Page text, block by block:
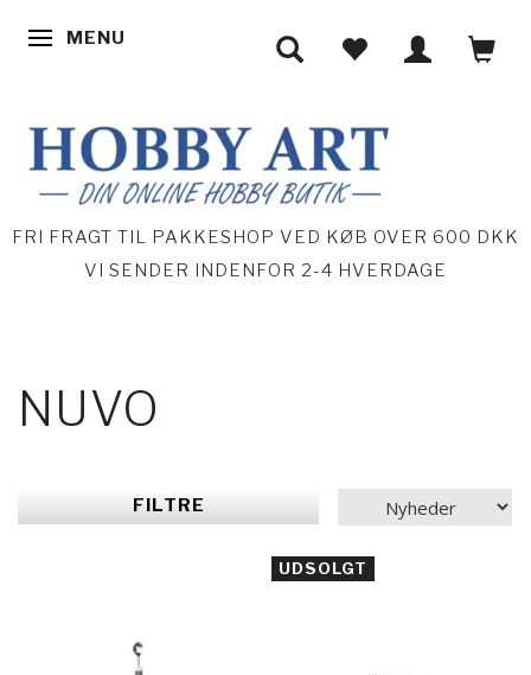
SKIFTE NAVIGATION
MENU
FRI FRAGT TIL PAKKESHOP VED KØB OVER 600 DKK
VI SENDER INDENFOR 2-4 HVERDAGE
NUVO
FILTRE
UDSOLGT